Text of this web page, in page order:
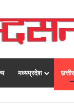
मध्यप्रदेश